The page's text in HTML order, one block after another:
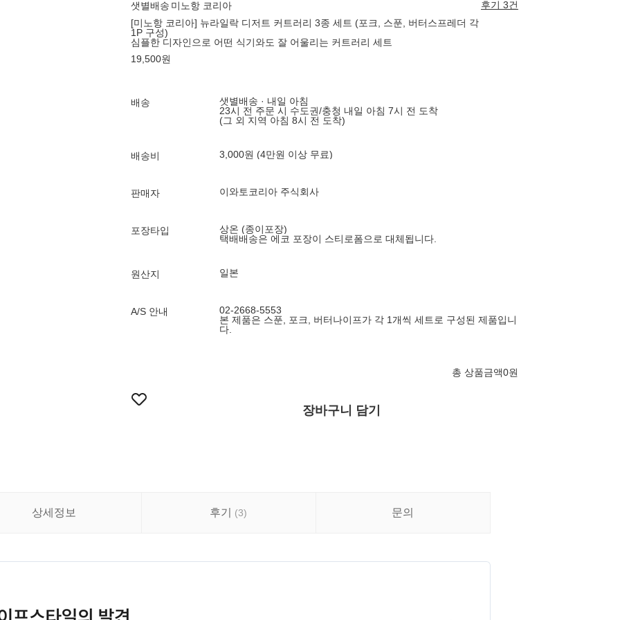
샛별배송 미노항 코리아
후기 3건
[미노항 코리아] 뉴라일락 디저트 커트러리 3종 세트 (포크, 스푼, 버터스프레더 각
1P 구성)
심플한 디자인으로 어떤 식기와도 잘 어울리는 커트러리 세트
19,500원
배송
샛별배송 · 내일 아침
23시 전 주문 시 수도권/충청 내일 아침 7시 전 도착
(그 외 지역 아침 8시 전 도착)
배송비 3,000원 (4만원 이상 무료)
판매자 이와토코리아 주식회사
포장타입
상온 (종이포장)
택배배송은 에코 포장이 스티로폼으로 대체됩니다.
원산지 일본
A/S 안내
02-2668-5553
본 제품은 스푼, 포크, 버터나이프가 각 1개씩 세트로 구성된 제품입니
다.
총 상품금액0원
장바구니 담기
상세정보 후기 (3) 문의